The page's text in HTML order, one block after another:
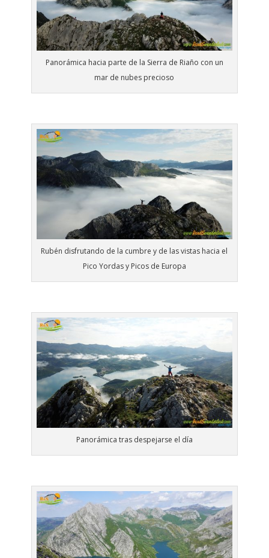
Panorámica hacia parte de la Sierra de Riaño con un
mar de nubes precioso
Rubén disfrutando de la cumbre y de las vistas hacia el
Pico Yordas y Picos de Europa
Panorámica tras despejarse el día